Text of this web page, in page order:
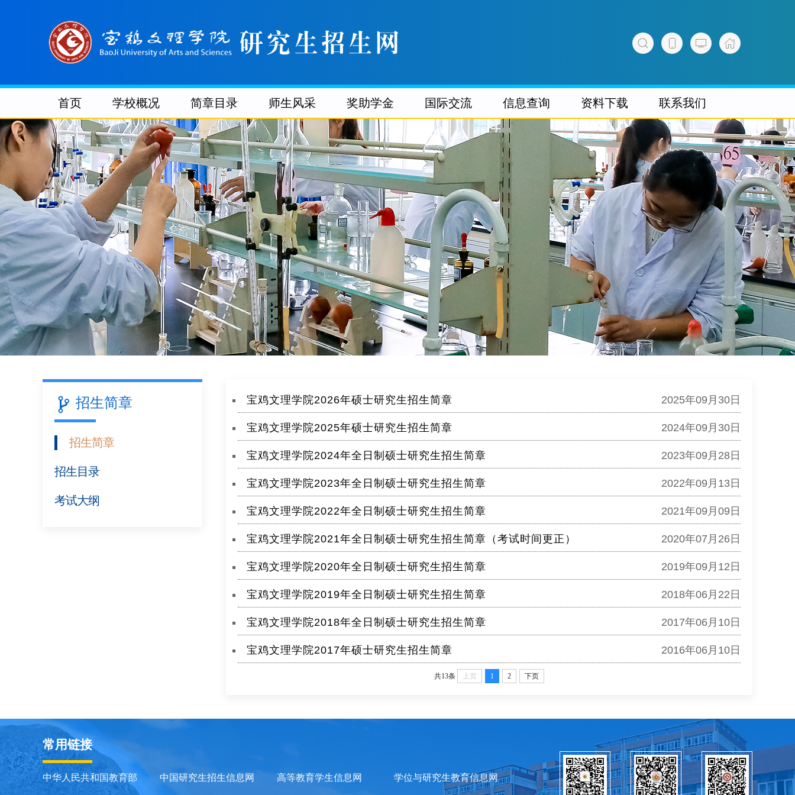
首页 学校概况 简章目录 师生风采 奖助学金 国际交流 信息查询 资料下载 联系我们
招生简章
招生简章
招生目录
考试大纲
宝鸡文理学院2026年硕士研究生招生简章 2025年09月30日
宝鸡文理学院2025年硕士研究生招生简章 2024年09月30日
宝鸡文理学院2024年全日制硕士研究生招生简章 2023年09月28日
宝鸡文理学院2023年全日制硕士研究生招生简章 2022年09月13日
宝鸡文理学院2022年全日制硕士研究生招生简章 2021年09月09日
宝鸡文理学院2021年全日制硕士研究生招生简章（考试时间更正） 2020年07月26日
宝鸡文理学院2020年全日制硕士研究生招生简章 2019年09月12日
宝鸡文理学院2019年全日制硕士研究生招生简章 2018年06月22日
宝鸡文理学院2018年全日制硕士研究生招生简章 2017年06月10日
宝鸡文理学院2017年硕士研究生招生简章 2016年06月10日
共13条 上页 1 2 下页
常用链接
中华人民共和国教育部 中国研究生招生信息网 高等教育学生信息网 学位与研究生教育信息网